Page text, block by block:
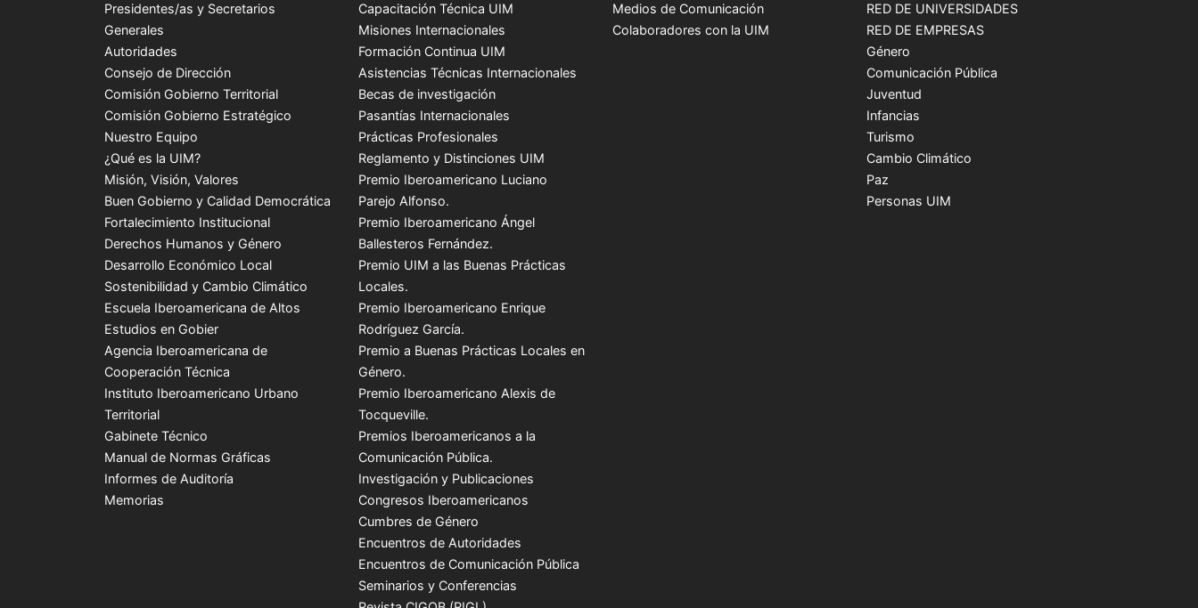
Presidentes/as y Secretarios
Generales
Autoridades
Consejo de Dirección
Comisión Gobierno Territorial
Comisión Gobierno Estratégico
Nuestro Equipo
¿Qué es la UIM?
Misión, Visión, Valores
Buen Gobierno y Calidad Democrática
Fortalecimiento Institucional
Derechos Humanos y Género
Desarrollo Económico Local
Sostenibilidad y Cambio Climático
Escuela Iberoamericana de Altos
Estudios en Gobier
Agencia Iberoamericana de
Cooperación Técnica
Instituto Iberoamericano Urbano
Territorial
Gabinete Técnico
Manual de Normas Gráficas
Informes de Auditoría
Memorias
Capacitación Técnica UIM
Misiones Internacionales
Formación Continua UIM
Asistencias Técnicas Internacionales
Becas de investigación
Pasantías Internacionales
Prácticas Profesionales
Reglamento y Distinciones UIM
Premio Iberoamericano Luciano
Parejo Alfonso.
Premio Iberoamericano Ángel
Ballesteros Fernández.
Premio UIM a las Buenas Prácticas
Locales.
Premio Iberoamericano Enrique
Rodríguez García.
Premio a Buenas Prácticas Locales en
Género.
Premio Iberoamericano Alexis de
Tocqueville.
Premios Iberoamericanos a la
Comunicación Pública.
Investigación y Publicaciones
Congresos Iberoamericanos
Cumbres de Género
Encuentros de Autoridades
Encuentros de Comunicación Pública
Seminarios y Conferencias
Medios de Comunicación
Colaboradores con la UIM
RED DE UNIVERSIDADES
RED DE EMPRESAS
Género
Comunicación Pública
Juventud
Infancias
Turismo
Cambio Climático
Paz
Personas UIM